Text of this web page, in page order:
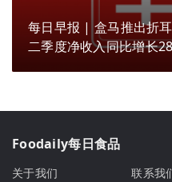
每日早报 | 盒马推出折
二季度净收入同比增长
Foodaily每日食品
关于我们 联系我